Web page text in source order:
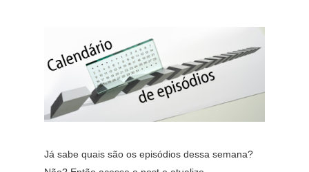
Já sabe quais são os episódios dessa semana?